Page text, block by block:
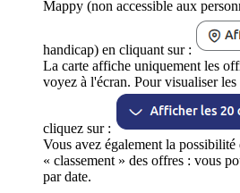
Mappy (non accessible aux
handicap) en cliquant sur :
La carte affiche uniquement les
voyez à l'écran. Pour visualiser
cliquez sur :
Vous avez également la possibilité
« classement » des offres : vous
par date.